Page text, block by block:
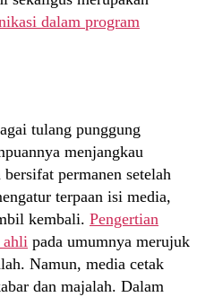
dalam program
tulang punggung
menjangkau
permanen setelah
terpaan isi media,
kembali. Pengertian
ahli pada umumnya merujuk
Namun, media cetak
dan majalah. Dalam